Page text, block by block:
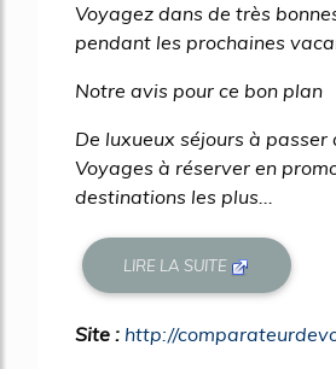
Voyagez dans de très
pendant les prochaines
Notre avis pour ce bon plan
De luxueux séjours à passer
Voyages à réserver en
destinations les plus...
LIRE LA SUITE
Site : http://